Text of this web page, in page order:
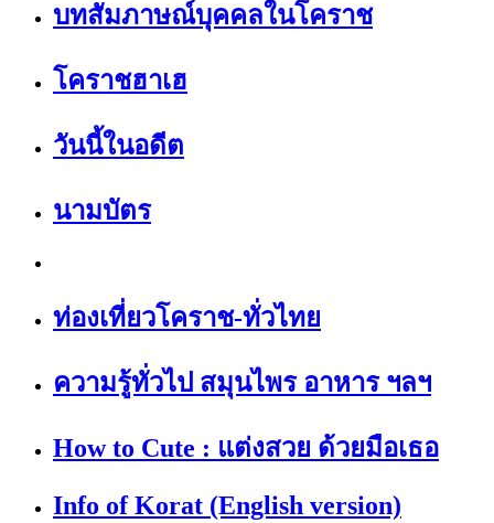
บทสัมภาษณ์บุคคลในโคราช
โคราชฮาเฮ
วันนี้ในอดีต
นามบัตร
ท่องเที่ยวโคราช-ทั่วไทย
ความรู้ทั่วไป สมุนไพร อาหาร ฯลฯ
How to Cute : แต่งสวย ด้วยมือเธอ
Info of Korat (English version)